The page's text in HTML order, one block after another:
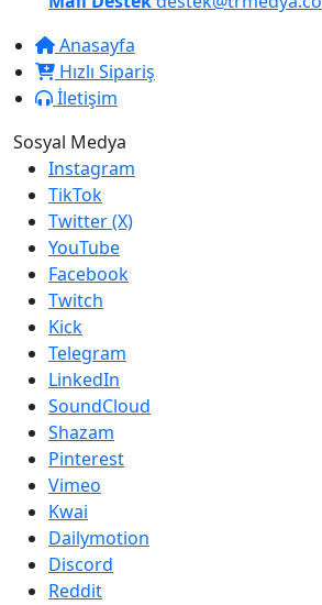
Anasayfa
Hızlı Sipariş
İletişim
Sosyal Medya
Instagram
TikTok
Twitter (X)
YouTube
Facebook
Twitch
Kick
Telegram
LinkedIn
SoundCloud
Shazam
Pinterest
Vimeo
Kwai
Dailymotion
Discord
Reddit